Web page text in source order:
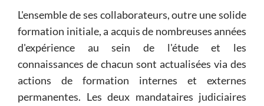
L'ensemble de ses collaborateurs, outre une solide
formation initiale, a acquis de nombreuses années
d'expérience au sein de l'étude et les
connaissances de chacun sont actualisées via des
actions de formation internes et externes
permanentes. Les deux mandataires judiciaires